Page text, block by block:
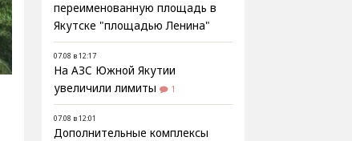
переименованную площадь в
Якутске "площадью Ленина"
07.08 в 12:17
На АЗС Южной Якутии
увеличили лимиты
1
07.08 в 12:01
Дополнительные комплексы